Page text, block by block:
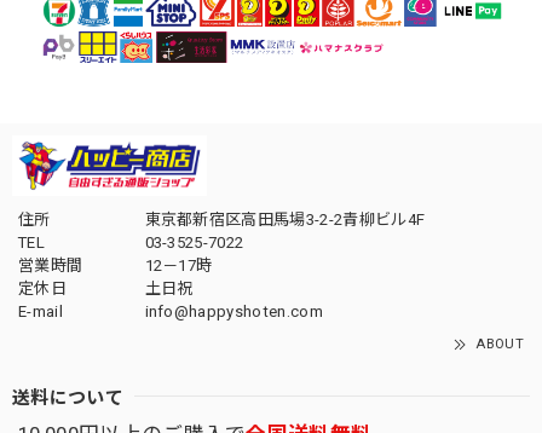
住所
東京都新宿区高田馬場3-2-2青柳ビル4F
TEL
03-3525-7022
営業時間
12－17時
定休日
土日祝
E-mail
info@happyshoten.com
ABOUT
送料について